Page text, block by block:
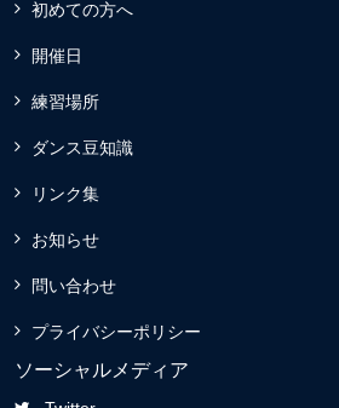
初めての方へ
開催日
練習場所
ダンス豆知識
リンク集
お知らせ
問い合わせ
プライバシーポリシー
ソーシャルメディア